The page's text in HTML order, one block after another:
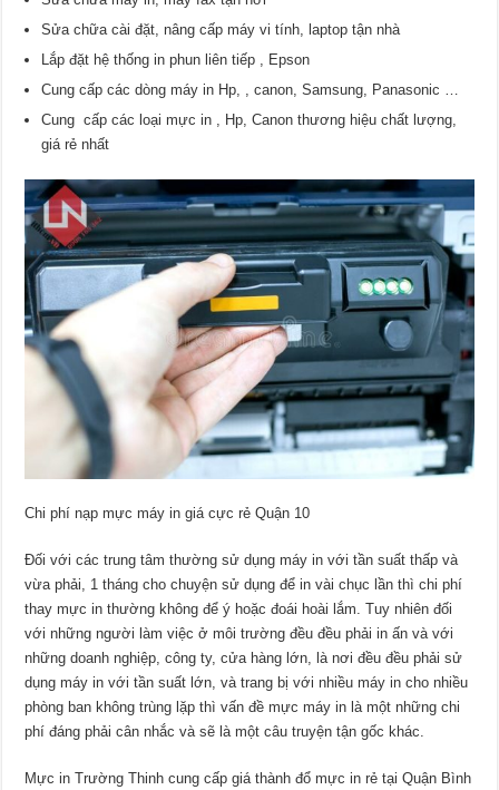
Sửa chữa cài đặt, nâng cấp máy vi tính, laptop tận nhà
Lắp đặt hệ thống in phun liên tiếp , Epson
Cung cấp các dòng máy in Hp, , canon, Samsung, Panasonic …
Cung cấp các loại mực in , Hp, Canon thương hiệu chất lượng,
giá rẻ nhất
Chi phí nạp mực máy in giá cực rẻ Quận 10
Đối với các trung tâm thường sử dụng máy in với tần suất thấp và
vừa phải, 1 tháng cho chuyện sử dụng để in vài chục lần thì chi phí
thay mực in thường không để ý hoặc đoái hoài lắm. Tuy nhiên đối
với những người làm việc ở môi trường đều đều phải in ấn và với
những doanh nghiệp, công ty, cửa hàng lớn, là nơi đều đều phải sử
dụng máy in với tần suất lớn, và trang bị với nhiều máy in cho nhiều
phòng ban không trùng lặp thì vấn đề mực máy in là một những chi
phí đáng phải cân nhắc và sẽ là một câu truyện tận gốc khác.
Mực in Trường Thinh cung cấp giá thành đổ mực in rẻ tại Quận Bình